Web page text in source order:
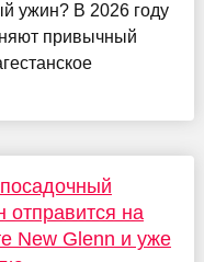
ужин? В 2026 году
привычный
отправится на
New Glenn и уже